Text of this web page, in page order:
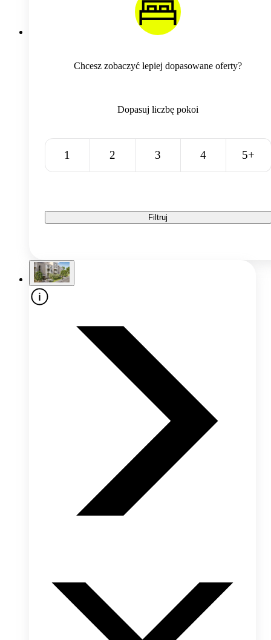
Chcesz zobaczyć lepiej dopasowane oferty?
Dopasuj liczbę pokoi
1 2 3 4 5+
Filtruj